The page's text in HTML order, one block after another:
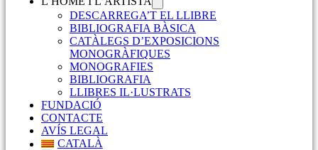
DESCARREGA’T EL LLIBRE
BIBLIOGRAFIA BÀSICA
CATÀLEGS D’EXPOSICIONS
MONOGRÀFIQUES
MONOGRAFIES
BIBLIOGRAFIA
LLIBRES IL·LUSTRATS
FUNDACIÓ
CONTACTE
AVÍS LEGAL
CATALÀ